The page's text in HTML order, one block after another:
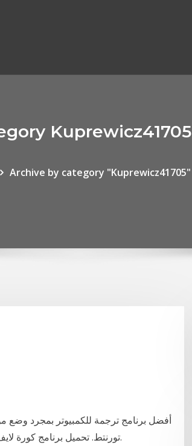
Kuprewicz41705
Archive by category "Kuprewicz41705"
الكراك. تحميل microsoft office 2016 with crack تورنتط. تحميل برنامج كورة لايف للكمبيوتر.